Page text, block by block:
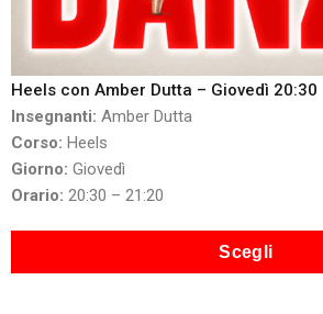
Heels con Amber Dutta – Giovedì 20:30
Insegnanti: Amber Dutta
Corso: Heels
Giorno: Giovedì
Orario: 20:30 – 21:20
Scegli